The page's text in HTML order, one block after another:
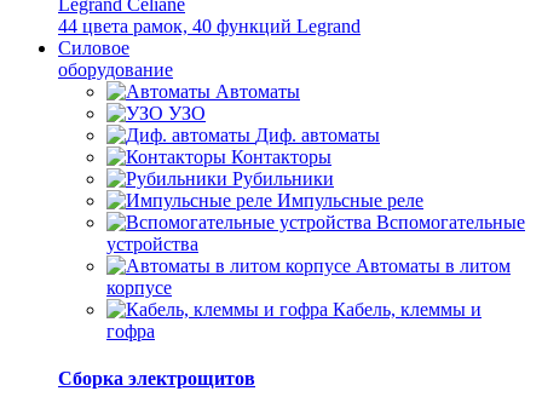
44 цвета рамок, 40 функций Legrand
Силовое
оборудование
Автоматы
УЗО
Диф. автоматы
Контакторы
Рубильники
Импульсные реле
Вспомогательные
устройства
Автоматы в литом
корпусе
Кабель, клеммы и
гофра
Сборка электрощитов